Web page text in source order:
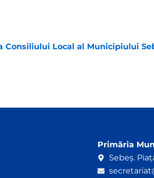
Consiliului Local al Municipiului
Primăria
Sebeș.